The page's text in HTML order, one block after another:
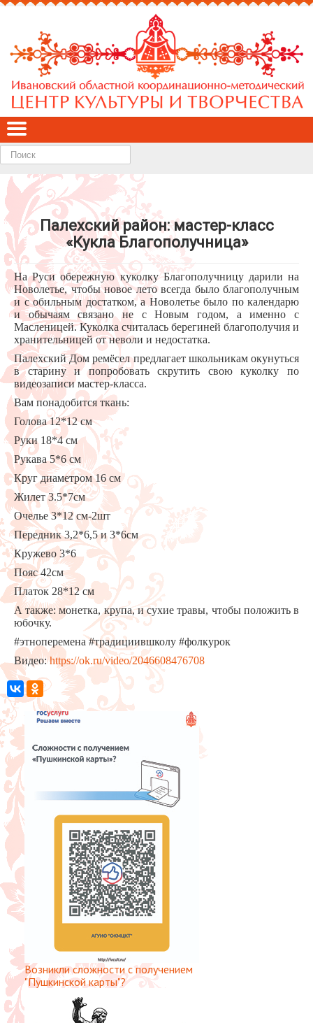
Найти
Палехский район: мастер-класс
«Кукла Благополучница»
На Руси обережную куколку Благополучницу дарили на
Новолетье, чтобы новое лето всегда было благополучным
и с обильным достатком, а Новолетье было по календарю
и обычаям связано не с Новым годом, а именно с
Масленицей. Куколка считалась берегиней благополучия и
хранительницей от неволи и недостатка.
Палехский Дом ремёсел предлагает школьникам окунуться
в старину и попробовать скрутить свою куколку по
видеозаписи мастер-класса.
Вам понадобится ткань:
Голова 12*12 см
Руки 18*4 см
Рукава 5*6 см
Круг диаметром 16 см
Жилет 3.5*7см
Очелье 3*12 см-2шт
Передник 3,2*6,5 и 3*6см
Кружево 3*6
Пояс 42см
Платок 28*12 см
А также: монетка, крупа, и сухие травы, чтобы положить в
юбочку.
#этноперемена #традициившколу #фолкурок
Видео:https://ok.ru/video/2046608476708
Возникли сложности с получением
"Пушкинской карты"?